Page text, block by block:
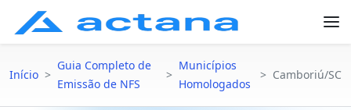
Início >
Guia Completo de
Emissão de NFS
>
Municípios
Homologados
> Camboriú/SC